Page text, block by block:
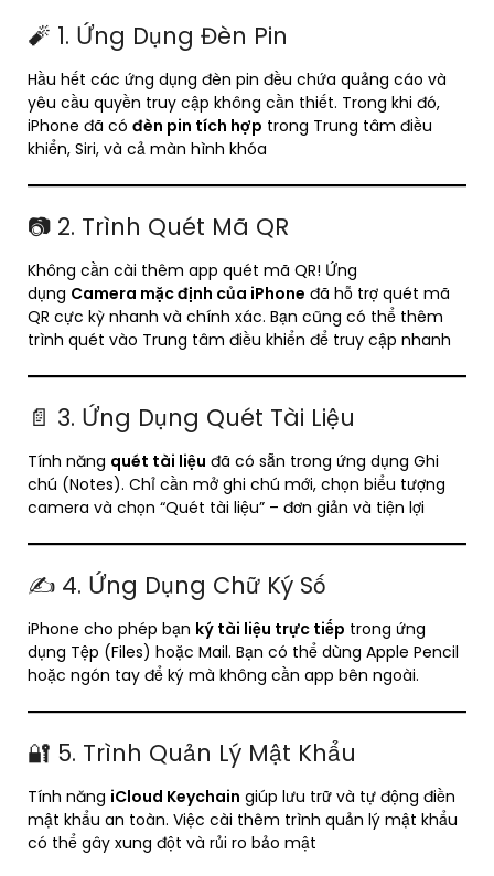
🧨 1. Ứng Dụng Đèn Pin
Hầu hết các ứng dụng đèn pin đều chứa quảng cáo và
yêu cầu quyền truy cập không cần thiết. Trong khi đó,
iPhone đã có đèn pin tích hợp trong Trung tâm điều
khiển, Siri, và cả màn hình khóa
📷 2. Trình Quét Mã QR
Không cần cài thêm app quét mã QR! Ứng
dụng Camera mặc định của iPhone đã hỗ trợ quét mã
QR cực kỳ nhanh và chính xác. Bạn cũng có thể thêm
trình quét vào Trung tâm điều khiển để truy cập nhanh
📄 3. Ứng Dụng Quét Tài Liệu
Tính năng quét tài liệu đã có sẵn trong ứng dụng Ghi
chú (Notes). Chỉ cần mở ghi chú mới, chọn biểu tượng
camera và chọn “Quét tài liệu” – đơn giản và tiện lợi
✍️ 4. Ứng Dụng Chữ Ký Số
iPhone cho phép bạn ký tài liệu trực tiếp trong ứng
dụng Tệp (Files) hoặc Mail. Bạn có thể dùng Apple Pencil
hoặc ngón tay để ký mà không cần app bên ngoài.
🔐 5. Trình Quản Lý Mật Khẩu
Tính năng iCloud Keychain giúp lưu trữ và tự động điền
mật khẩu an toàn. Việc cài thêm trình quản lý mật khẩu
có thể gây xung đột và rủi ro bảo mật